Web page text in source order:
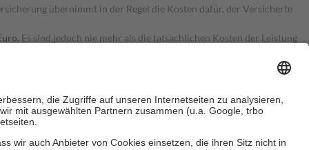
übernimmt in der Regel die Kosten dafür, der Versicherte
Es sind jedoch nie mehr als die tatsächlichen Kosten der Leistung
Zuzahlungen an bei: